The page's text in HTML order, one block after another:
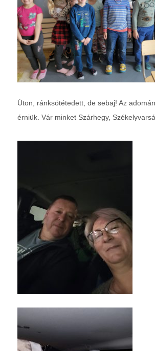
Úton, ránksötétedett, de sebaj! Az
érniük. Vár minket Szárhegy,